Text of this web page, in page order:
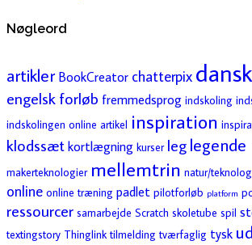
Nøgleord
artikler BookCreator chatterpix dansk
engelsk forløb fremmedsprog indskoling
indskolingen online artikel inspiration
klodssætkortlægning kurser leg legende
makerteknologier mellemtrin natur/
online online træning padlet pilotforløb platform
ressourcer samarbejde Scratch skoletube spil
textingstory Thinglink tilmelding tværfaglig tysk